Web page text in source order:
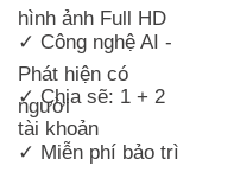
hình ảnh Full HD
✓ Công nghệ AI -
Phát hiện có
người
✓ Chia sẽ: 1 + 2
tài khoản
✓ Miễn phí bảo trì